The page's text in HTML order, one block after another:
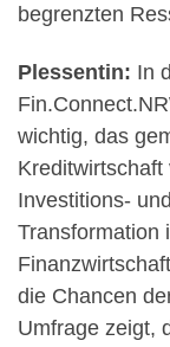
begrenzten
Plessentin: In
wichtig, das
Investitions-
Transformation
die Chancen
Umfrage zeigt,